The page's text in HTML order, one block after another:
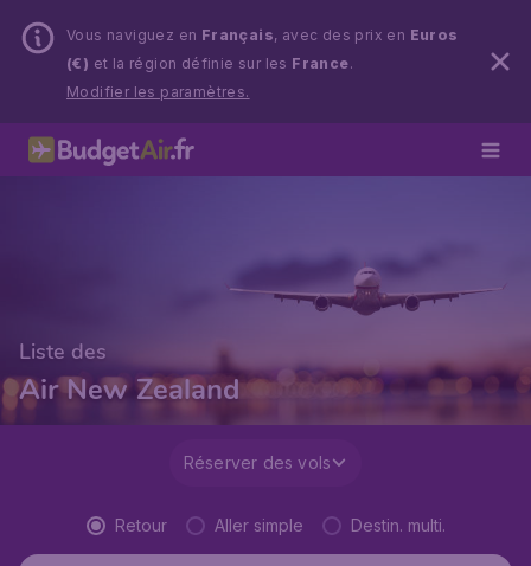
Vous naviguez en Français, avec des prix en Euros
(€) et la région définie sur les France.
Modifier les paramètres.
Liste des
Air New Zealand
Réserver des vols
Retour Aller simple Destin. multi.